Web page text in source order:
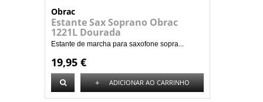
Obrac
Estante Sax Soprano Obrac
1221L Dourada
Estante de marcha para saxofone sopra...
19,95 €
+ ADICIONAR AO CARRINHO